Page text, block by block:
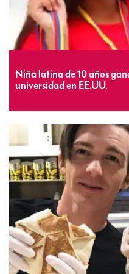
Niña latina de 10 años
universidad en EE.UU.